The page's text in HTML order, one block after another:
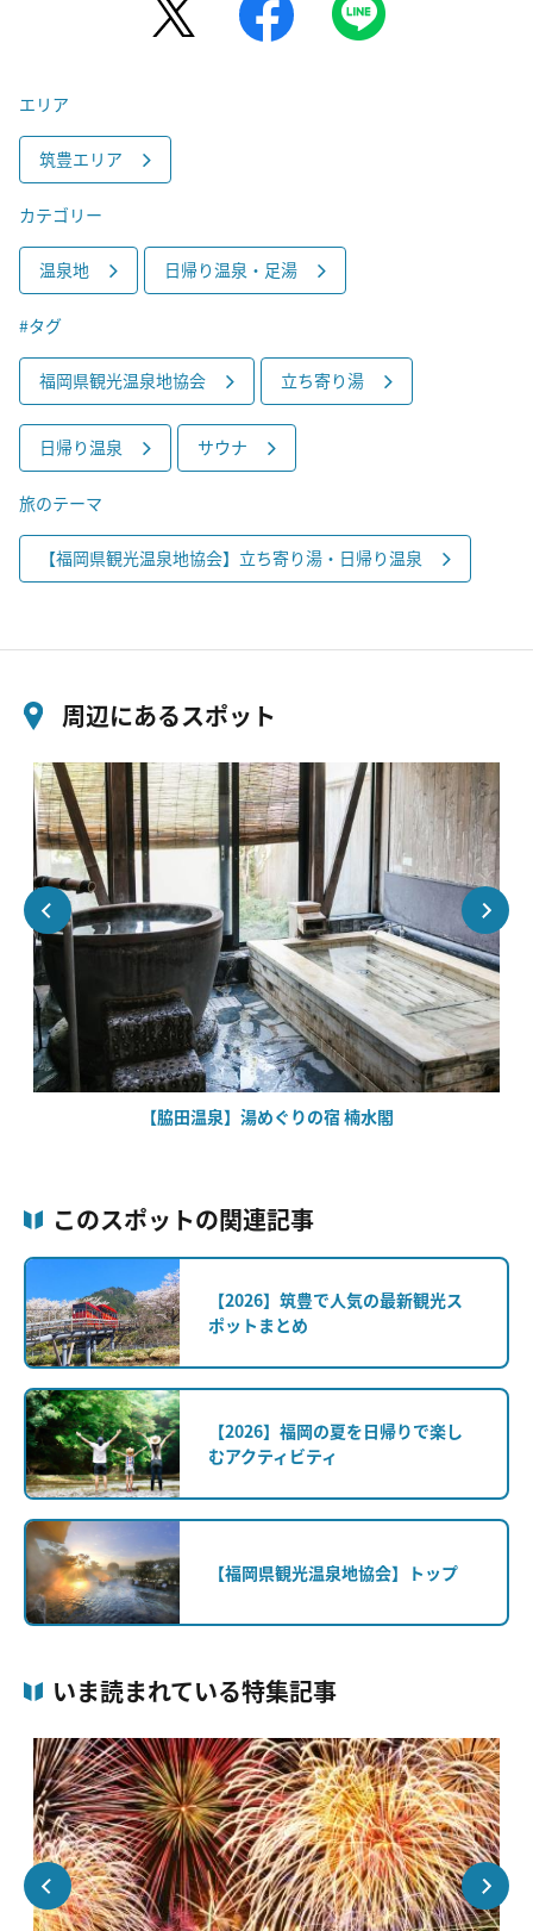
エリア
筑豊エリア
カテゴリー
温泉地 日帰り温泉・足湯
#タグ
福岡県観光温泉地協会 立ち寄り湯
日帰り温泉 サウナ
旅のテーマ
【福岡県観光温泉地協会】立ち寄り湯・日帰り温泉
周辺にあるスポット
【脇田温泉】湯めぐりの宿 楠水閣
このスポットの関連記事
【2026】筑豊で人気の最新観光ス
ポットまとめ
【2026】福岡の夏を日帰りで楽し
むアクティビティ
【福岡県観光温泉地協会】トップ
いま読まれている特集記事